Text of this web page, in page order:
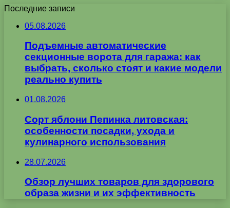
Последние записи
05.08.2026
Подъемные автоматические
секционные ворота для гаража: как
выбрать, сколько стоят и какие модели
реально купить
01.08.2026
Сорт яблони Пепинка литовская:
особенности посадки, ухода и
кулинарного использования
28.07.2026
Обзор лучших товаров для здорового
образа жизни и их эффективность